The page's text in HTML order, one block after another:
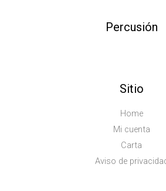
Percusión
Sitio
Home
Mi cuenta
Carta
Aviso de